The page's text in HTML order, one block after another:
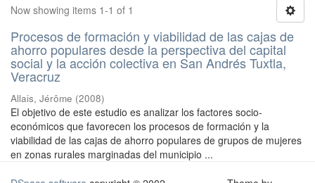
Now showing items 1-1 of 1
Procesos de formación y viabilidad de las cajas de
ahorro populares desde la perspectiva del capital
social y la acción colectiva en San Andrés Tuxtla,
Veracruz
Allais, Jérôme (2008)
El objetivo de este estudio es analizar los factores socio-
económicos que favorecen los procesos de formación y la
viabilidad de las cajas de ahorro populares de grupos de mujeres
en zonas rurales marginadas del municipio ...